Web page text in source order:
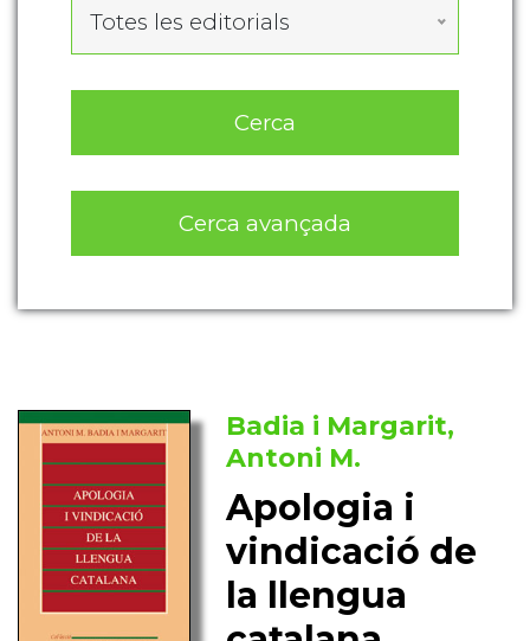
Totes les editorials
Cerca
Cerca avançada
Badia i Margarit,
Antoni M.
Apologia i
vindicació de
la llengua